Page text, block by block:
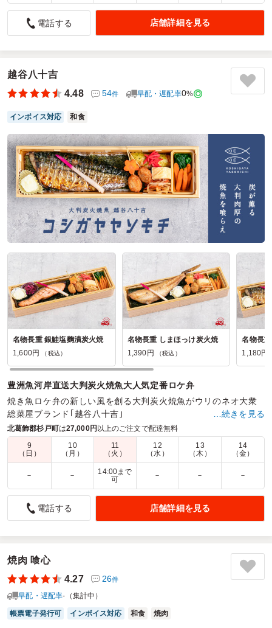
中華のお弁当 かなりのレベルです
5.0
参加者の年齢：－男女比：－
石橋飯店の口コミをもっと見る
電話する 店舗詳細を見る
越谷八十吉
4.48
54件 早配・遅配率0%
インボイス対応 和食
名物長重 銀鮭塩麴漬炭火焼
1,600円
（税込）
名物長重 しまほっけ炭火焼
1,390円
（税込） 1,180円
豊洲魚河岸直送大判炭火焼魚大人気定番ロケ弁
焼き魚ロケ弁の新しい風を創る大判炭火焼魚がウリのネオ大衆
総菜屋ブランド｢越谷八十吉｣
商品数： 22 締切日時： 1日前11:00 価格帯： 960円～1,900円
配達時間：
7:30～18:00
時間通りに届けて頂き、また蓋を開け＆食べてみて、非常
に満足しました。
4.0 株式会社総宣アド
こともありましたが今回は時間も正確で、また内容について
た。ご馳走様でした。
ご利用シーン： ロケ・撮影 ›
参加者の年齢：30代～40代
埼玉県川口市青木2026/07/23
…続きを見る
北葛飾郡杉戸町は27,000円以上のご注文で配達無料
9
（日）
10
（月）
11
（火）
12
（水）
13
（木）
14
（金）
－ －
14:00まで
可
－ － －
電話する 店舗詳細を見る
焼肉 喰心
4.27
26件
早配・遅配率-（集計中）
帳票電子発行可 インボイス対応 和食 焼肉